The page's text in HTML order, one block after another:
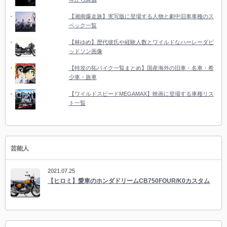
【湘南爆走族】実写版に登場する人物と劇中旧車車種のス
ペック一覧
【林ゆめ】歴代彼氏や経験人数とワイルドなハーレーダビ
ッドソン画像
【特攻の拓バイク一覧まとめ】国産海外の旧車・名車・希
少車・族車
【ワイルドスピードMEGAMAX】映画に登場する車種リス
ト一覧
芸能人
2021.07.25
【ヒロミ】愛車のホンダドリームCB750FOUR/K0カスタム